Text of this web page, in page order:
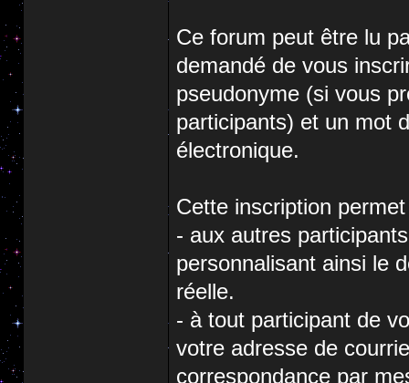
Ce forum peut être lu
demandé de vous
pseudonyme (si vous
participants) et un mot
électronique.
Cette inscription
- aux autres
personnalisant ainsi le
réelle.
- à tout participant de
votre adresse de
correspondance par